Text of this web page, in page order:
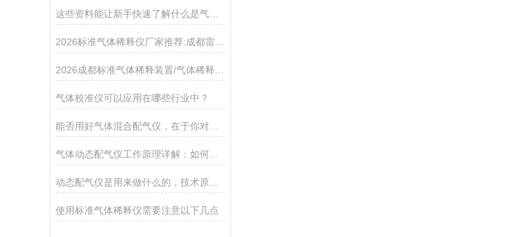
这些资料能让新手快速了解什么是气体稀释仪！
气体校准仪可以应用在哪些行业中？
能否用好气体混合配气仪，在于你对它的特点了解多少！
气体动态配气仪工作原理详解：如何实现精准气体浓度配制？
动态配气仪是用来做什么的，技术原理是怎样的？
使用标准气体稀释仪需要注意以下几点